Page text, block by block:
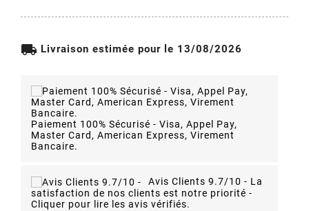
local_shipping Livraison estimée pour le 13/08/2026
Paiement 100% Sécurisé - Visa, Appel Pay,
Master Card, American Express, Virement
Bancaire.
Avis Clients 9.7/10 - La
satisfaction de nos clients est notre priorité -
Cliquer pour lire les avis vérifiés.